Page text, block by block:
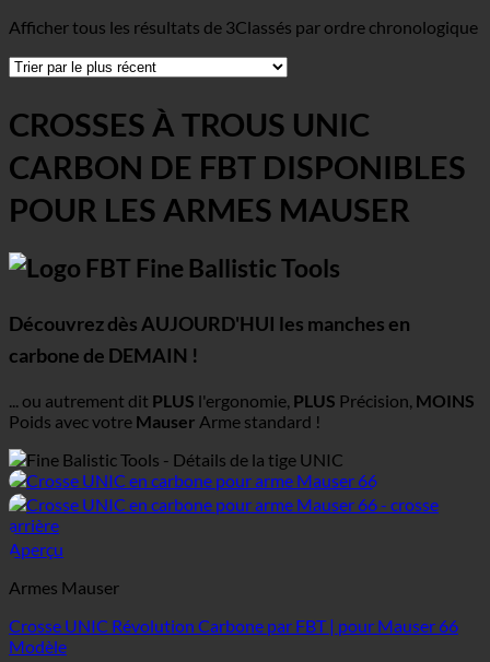
Afficher tous les résultats de 3Classés par ordre chronologique
CROSSES À TROUS UNIC
CARBON DE FBT DISPONIBLES
POUR LES ARMES MAUSER
Découvrez dès AUJOURD'HUI les manches en
carbone de DEMAIN !
... ou autrement dit PLUS l'ergonomie, PLUS Précision, MOINS
Poids avec votre Mauser Arme standard !
Aperçu
Armes Mauser
Crosse UNIC Révolution Carbone par FBT | pour Mauser 66
Modèle